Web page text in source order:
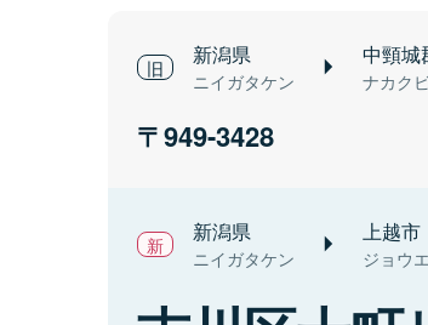
新潟県
ニイガタケン
中頸城
ナカク
949-3428
新潟県
ニイガタケン
上越市
ジョウ